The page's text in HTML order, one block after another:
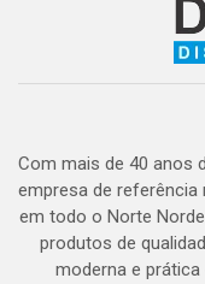
Com mais de 40 anos
empresa de
em todo o Norte
produtos de
moderna e